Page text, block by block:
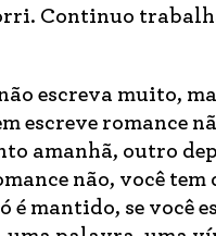
Continuo
escreva muito,
escreve romance
amanhã, outro
não, você
é mantido, se você